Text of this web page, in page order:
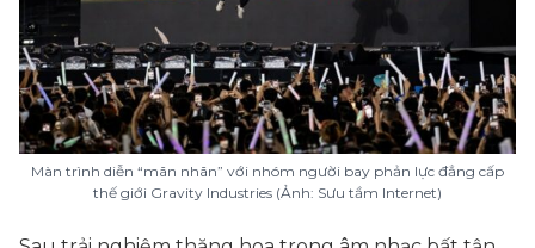
Màn trình diễn “mãn nhãn” với nhóm người bay phản lực đẳng cấp
thế giới Gravity Industries (Ảnh: Sưu tầm Internet)